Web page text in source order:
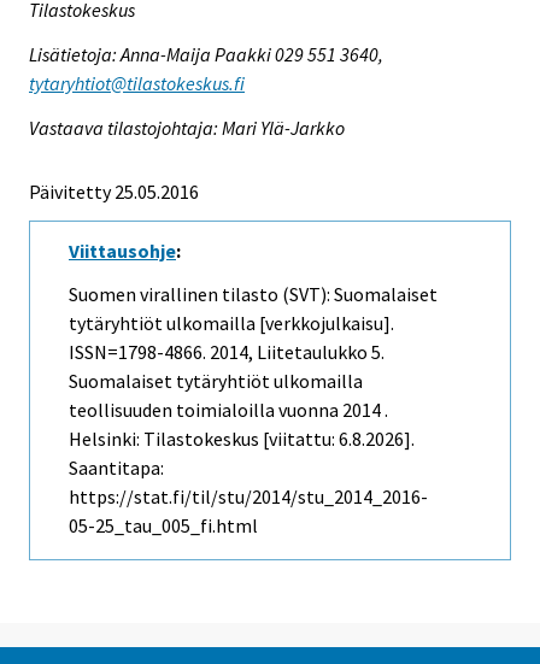
Tilastokeskus
Lisätietoja: Anna-Maija Paakki 029 551 3640,
tytaryhtiot@tilastokeskus.fi
Vastaava tilastojohtaja: Mari Ylä-Jarkko
Päivitetty 25.05.2016
Viittausohje:
Suomen virallinen tilasto (SVT): Suomalaiset
tytäryhtiöt ulkomailla [verkkojulkaisu].
ISSN=1798-4866. 2014, Liitetaulukko 5.
Suomalaiset tytäryhtiöt ulkomailla
teollisuuden toimialoilla vuonna 2014 .
Helsinki: Tilastokeskus [viitattu: 6.8.2026].
Saantitapa:
https://stat.fi/til/stu/2014/stu_2014_2016-
05-25_tau_005_fi.html